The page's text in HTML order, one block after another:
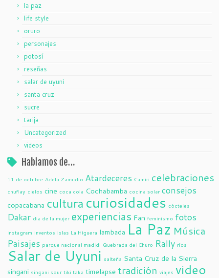
la paz
life style
oruro
personajes
potosí
reseñas
salar de uyuni
santa cruz
sucre
tarija
Uncategorized
videos
Hablamos de…
11 de octubre Adela Zamudio Atardeceres Camiri celebraciones
chuflay cielos cine coca cola Cochabamba cocina solar consejos
copacabana cultura curiosidades cócteles
Dakar dia de la mujer experiencias Fan feminismo fotos
instagram inventos islas La Higuera lambada La Paz Música
Paisajes parque nacional madidi Quebrada del Churo Rally ríos
Salar de Uyuni salteña Santa Cruz de la Sierra
singani singani sour tiki taka timelapse tradición viajes video